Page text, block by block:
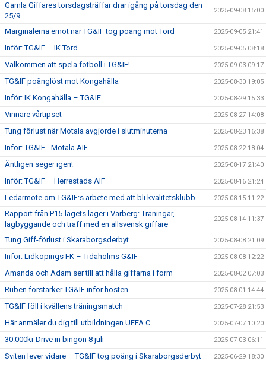
Gamla Giffares torsdagsträffar drar igång på torsdag den
25/9
2025-09-08 15:00
Marginalerna emot när TG&IF tog poäng mot Tord 2025-09-05 21:41
Inför: TG&IF – IK Tord 2025-09-05 08:18
Välkommen att spela fotboll i TG&IF! 2025-09-03 09:17
TG&IF poänglöst mot Kongahälla 2025-08-30 19:05
Inför: IK Kongahälla – TG&IF 2025-08-29 15:33
Vinnare vårtipset 2025-08-27 14:08
Tung förlust när Motala avgjorde i slutminuterna 2025-08-23 16:38
Inför: TG&IF - Motala AIF 2025-08-22 18:04
Äntligen seger igen! 2025-08-17 21:40
Inför: TG&IF – Herrestads AIF 2025-08-16 21:24
Ledarmöte om TG&IF:s arbete med att bli kvalitetsklubb 2025-08-15 11:22
Rapport från P15-lagets läger i Varberg: Träningar,
lagbyggande och träff med en allsvensk giffare
2025-08-14 11:37
Tung Giff-förlust i Skaraborgsderbyt 2025-08-08 21:09
Inför: Lidköpings FK – Tidaholms G&IF 2025-08-08 12:22
Amanda och Adam ser till att hålla giffarna i form 2025-08-02 07:03
Ruben förstärker TG&IF inför hösten 2025-08-01 14:44
TG&IF föll i kvällens träningsmatch 2025-07-28 21:53
Här anmäler du dig till utbildningen UEFA C 2025-07-07 10:20
30.000kr Drive in bingon 8 juli 2025-07-03 06:11
Sviten lever vidare – TG&IF tog poäng i Skaraborgsderbyt 2025-06-29 18:30